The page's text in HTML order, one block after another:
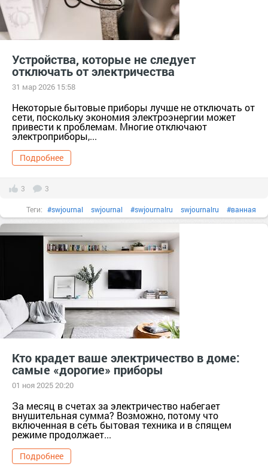
#пароочиститель пароочиститель #сантехника
#техника техника
Устройства, которые не следует
отключать от электричества
31 мар 2026 15:58
Некоторые бытовые приборы лучше не отключать от
сети, поскольку экономия электроэнергии может
привести к проблемам. Многие отключают
электроприборы,...
Подробнее
3 3
Теги: #swjournal swjournal #swjournalru swjournalru #ванная
дизайн #душ душ #зеркало зеркало
Квартира #мытьпол
пароочиститель #сантехника сантехника
Кто крадет ваше электричество в доме:
самые «дорогие» приборы
01 ноя 2025 20:20
За месяц в счетах за электричество набегает
внушительная сумма? Возможно, потому что
включенная в сеть бытовая техника и в спящем
режиме продолжает...
Подробнее